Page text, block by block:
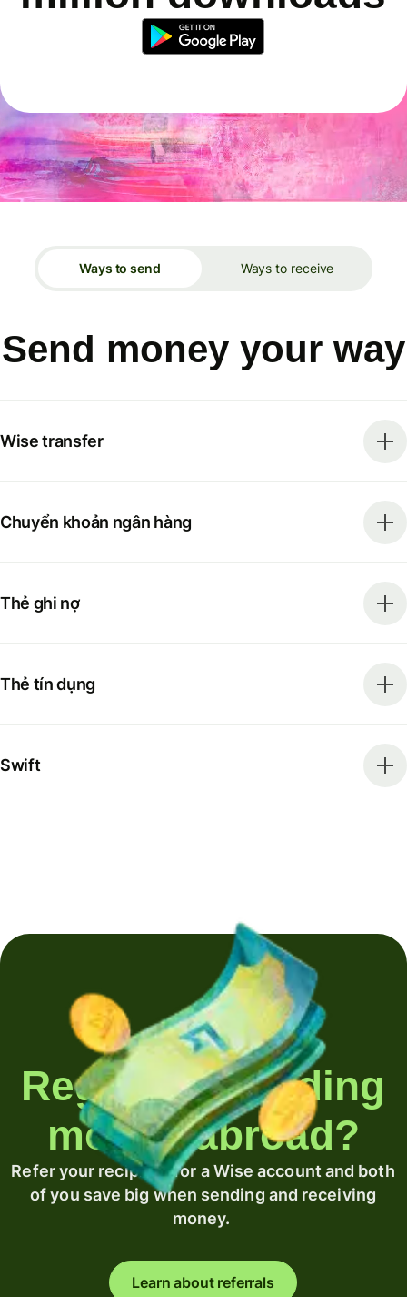
Ways to send Ways to receive
Send money your way
Wise transfer
Chuyển khoản ngân hàng
Thẻ ghi nợ
Thẻ tín dụng
Swift
Regularly sending
money abroad?
Refer your recipient for a Wise account and both
of you save big when sending and receiving
money.
Learn about referrals